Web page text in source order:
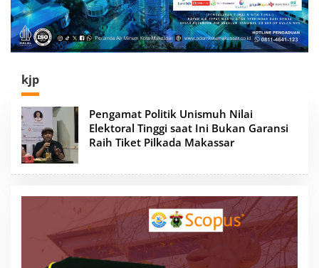
kjp
Pengamat Politik Unismuh Nilai
Elektoral Tinggi saat Ini Bukan Garansi
Raih Tiket Pilkada Makassar